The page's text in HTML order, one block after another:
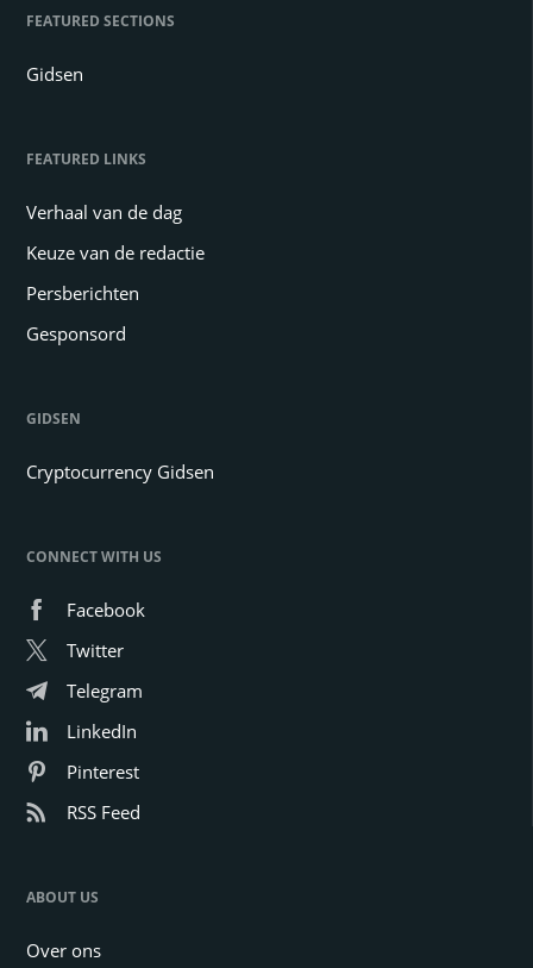
FEATURED SECTIONS
Gidsen
FEATURED LINKS
Verhaal van de dag
Keuze van de redactie
Persberichten
Gesponsord
GIDSEN
Cryptocurrency Gidsen
CONNECT WITH US
Facebook
Twitter
Telegram
LinkedIn
Pinterest
RSS Feed
ABOUT US
Over ons